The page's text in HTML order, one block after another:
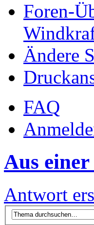
Foren-
Ändere
FAQ
Aus
Antwort